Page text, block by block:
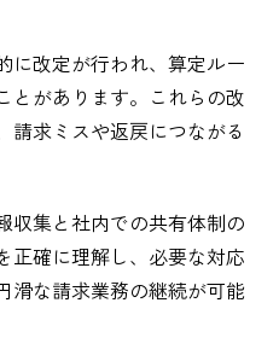
に改定が行われ、算定ルー
とがあります。これらの改
請求ミスや返戻につながる
収集と社内での共有体制の
正確に理解し、必要な対応
滑な請求業務の継続が可能